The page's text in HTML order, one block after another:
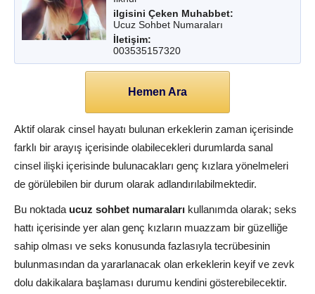
ilgisini Çeken Muhabbet:
Ucuz Sohbet Numaraları
İletişim:
003535157320
Hemen Ara
Aktif olarak cinsel hayatı bulunan erkeklerin zaman içerisinde
farklı bir arayış içerisinde olabilecekleri durumlarda sanal
cinsel ilişki içerisinde bulunacakları genç kızlara yönelmeleri
de görülebilen bir durum olarak adlandırılabilmektedir.
Bu noktada ucuz sohbet numaraları kullanımda olarak; seks
hattı içerisinde yer alan genç kızların muazzam bir güzelliğe
sahip olması ve seks konusunda fazlasıyla tecrübesinin
bulunmasından da yararlanacak olan erkeklerin keyif ve zevk
dolu dakikalara başlaması durumu kendini gösterebilecektir.